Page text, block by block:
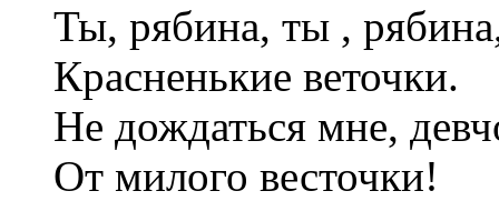
Ты, рябина, ты ,
Красненькие веточки.
Не дождаться мне,
От милого весточки!